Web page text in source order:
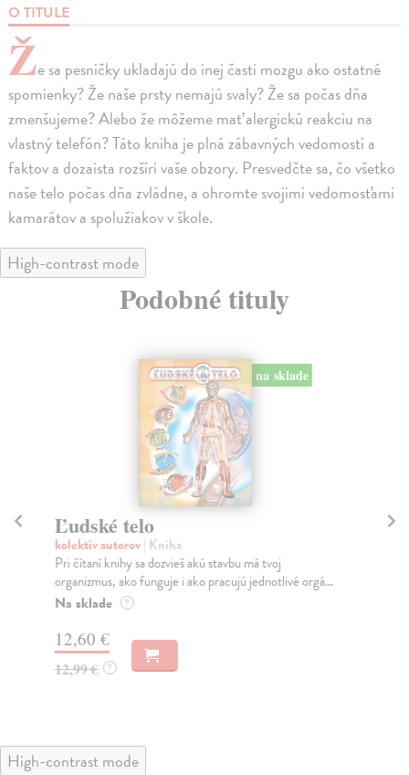
O TITULE
Že sa pesničky ukladajú do inej časti mozgu ako ostatné
spomienky? Že naše prsty nemajú svaly? Že sa počas dňa
zmenšujeme? Alebo že môžeme mať alergickú reakciu na
vlastný telefón? Táto kniha je plná zábavných vedomostí a
faktov a dozaista rozšíri vaše obzory. Presvedčte sa, čo všetko
naše telo počas dňa zvládne, a ohromte svojimi vedomosťami
kamarátov a spolužiakov v škole.
High-contrast mode
Podobné tituly
na sklade
Ľudské telo
kolektív autorov| Kniha
Pri čítaní knihy sa dozvieš akú stavbu má tvoj
organizmus, ako funguje i ako pracujú jednotlivé orgá...
Na sklade ?
12,60 €
12,99 € ?
High-contrast mode